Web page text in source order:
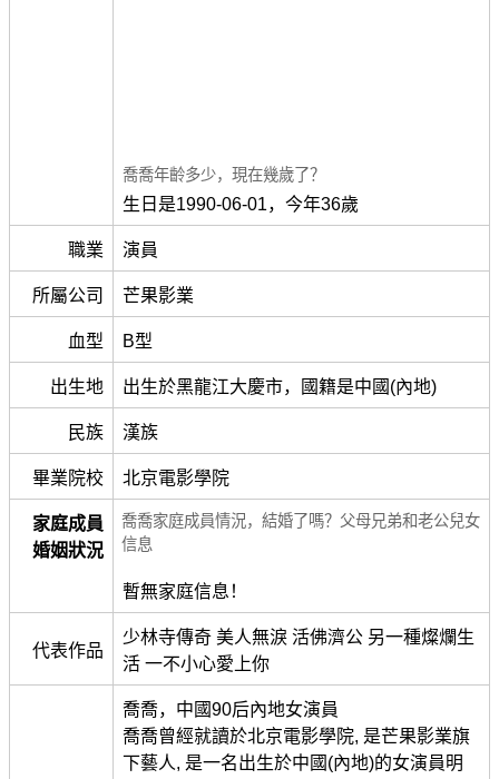
喬喬年齡多少，現在幾歲了？
生日是1990-06-01，今年36歲
職業 演員
所屬公司 芒果影業
血型 B型
出生地 出生於黑龍江大慶市，國籍是中國(內地)
民族 漢族
畢業院校 北京電影學院
家庭成員
婚姻狀況
喬喬家庭成員情況，結婚了嗎？父母兄弟和老公兒女
信息
暫無家庭信息！
代表作品
少林寺傳奇 美人無淚 活佛濟公 另一種燦爛生
活 一不小心愛上你
喬喬，中國90后內地女演員
喬喬曾經就讀於北京電影學院, 是芒果影業旗
下藝人, 是一名出生於中國(內地)的女演員明